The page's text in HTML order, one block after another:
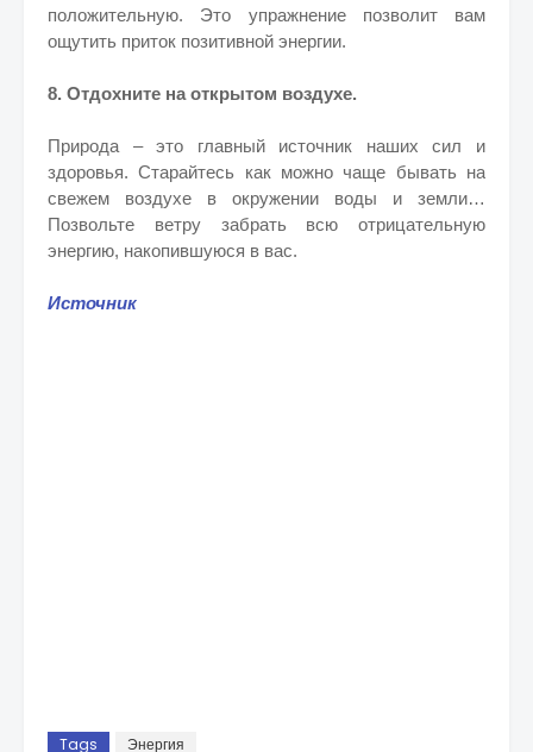
положительную. Это упражнение позволит вам
ощутить приток позитивной энергии.
8. Отдохните на открытом воздухе.
Природа – это главный источник наших сил и
здоровья. Старайтесь как можно чаще бывать на
свежем воздухе в окружении воды и земли…
Позвольте ветру забрать всю отрицательную
энергию, накопившуюся в вас.
Источник
Tags Энергия